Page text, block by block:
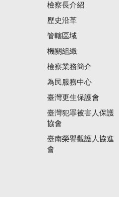
檢察長介紹
歷史沿革
管轄區域
機關組織
檢察業務簡介
為民服務中心
臺灣更生保護會
臺灣犯罪被害人保護
協會
臺南榮譽觀護人協進
會